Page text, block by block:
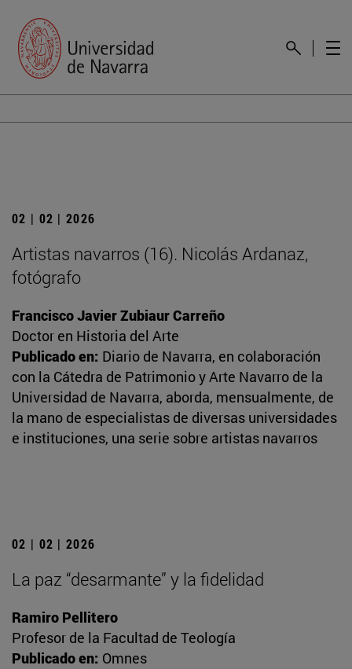
02 | 02 | 2026
Artistas navarros (16). Nicolás Ardanaz,
fotógrafo
Francisco Javier Zubiaur Carreño
Doctor en Historia del Arte
Publicado en: Diario de Navarra, en colaboración
con la Cátedra de Patrimonio y Arte Navarro de la
Universidad de Navarra, aborda, mensualmente, de
la mano de especialistas de diversas universidades
e instituciones, una serie sobre artistas navarros
02 | 02 | 2026
La paz “desarmante” y la fidelidad
Ramiro Pellitero
Profesor de la Facultad de Teología
Publicado en: Omnes